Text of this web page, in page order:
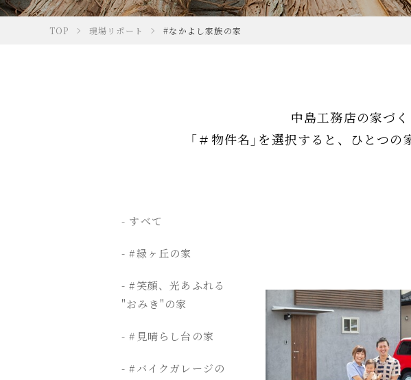
TOP 現場リポート #なかよし家族の家
中島工務店の家づ
「＃物件名」を選択すると、
ひとつの
すべて
#緑ヶ丘の家
#笑顔、光あふれる
"おみき"の家
#見晴らし台の家
#バイクガレージの